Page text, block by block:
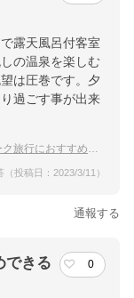
露天風呂付客室
の温泉を楽しむ
は圧巻です。夕
過ごす事が出来
おすすめの温泉宿は？
投稿日：2023/3/11）
通報する
できる
0